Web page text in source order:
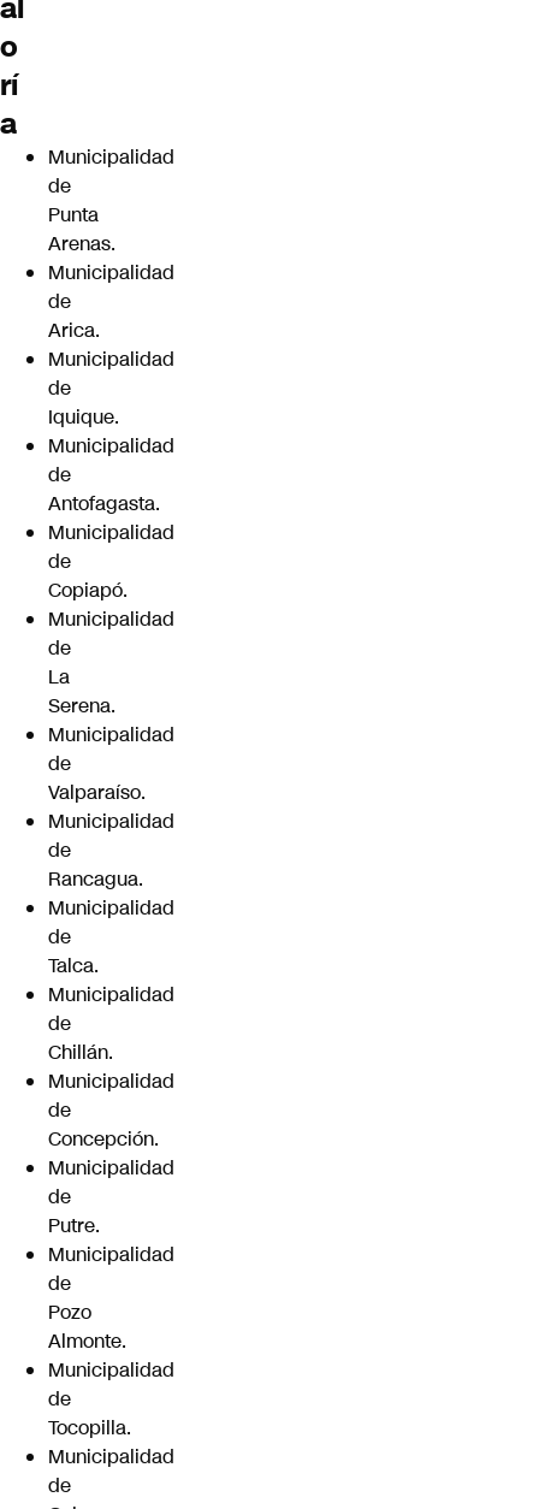
al
o
rí
a
Municipalidad
de
Punta
Arenas.
Municipalidad
de
Arica.
Municipalidad
de
Iquique.
Municipalidad
de
Antofagasta.
Municipalidad
de
Copiapó.
Municipalidad
de
La
Serena.
Municipalidad
de
Valparaíso.
Municipalidad
de
Rancagua.
Municipalidad
de
Talca.
Municipalidad
de
Chillán.
Municipalidad
de
Concepción.
Municipalidad
de
Putre.
Municipalidad
de
Pozo
Almonte.
Municipalidad
de
Tocopilla.
Municipalidad
de